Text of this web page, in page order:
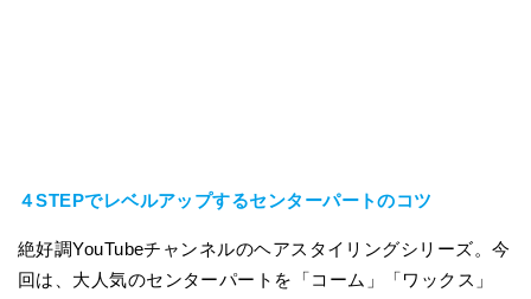
４STEPでレベルアップするセンターパートのコツ
絶好調YouTubeチャンネルのヘアスタイリングシリーズ。今
回は、大人気のセンターパートを「コーム」「ワックス」